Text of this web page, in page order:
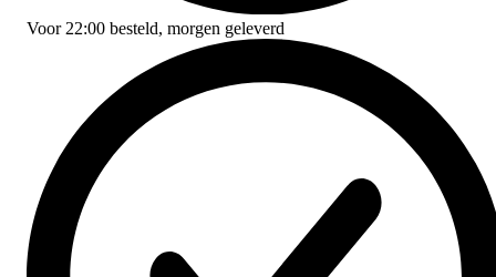
Voor 22:00 besteld, morgen geleverd